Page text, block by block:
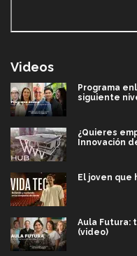
Videos
Programa
siguiente
¿Quieres
Innovación
El joven que
Aula Futura:
(video)